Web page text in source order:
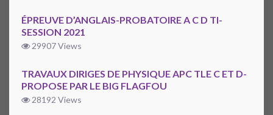
ÉPREUVE D’ANGLAIS-PROBATOIRE A C D TI-
SESSION 2021
29907 Views
TRAVAUX DIRIGES DE PHYSIQUE APC TLE C ET D-
PROPOSE PAR LE BIG FLAGFOU
28192 Views